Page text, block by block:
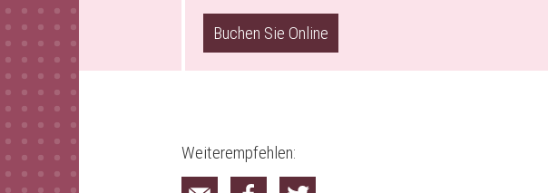
Buchen Sie Online
Weiterempfehlen: